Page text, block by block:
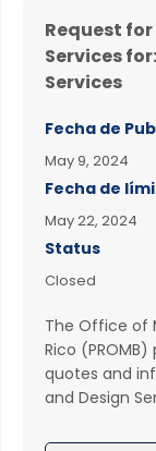
Request
Services
Services
Fecha de
May 9, 2024
Fecha de
May 22, 2024
Status
Closed
The Office of
Rico
quotes and
and Design